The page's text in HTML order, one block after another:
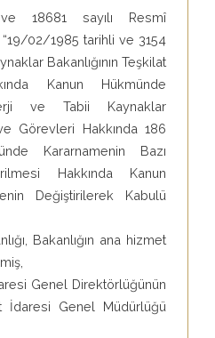
18681 sayılı Resmî
“19/02/1985 tarihli ve 3154
Bakanlığının Teşkilat
Kanun Hükmünde
ve Tabii Kaynaklar
Görevleri Hakkında 186
Kararnamenin Bazı
Hakkında Kanun
Değiştirilerek Kabulü
Bakanlığın ana hizmet
Genel Direktörlüğünün
İdaresi Genel Müdürlüğü